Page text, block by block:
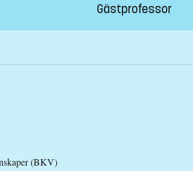
Gästprofessor
(BKV)